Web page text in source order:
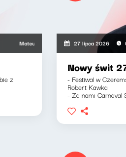
Mateusz Andruszkiewicz, Klaudiusz Slezak
z
27 lipca 2026
Nowy świt
- Festiwal w
Robert Kawka
- Za nami Carnaval